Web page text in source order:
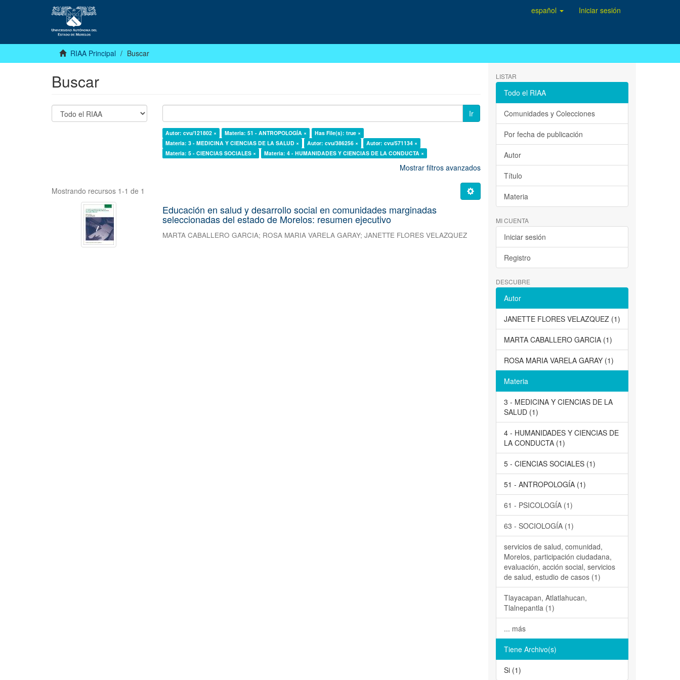
español Iniciar sesión
RIAA Principal Buscar
Buscar
Ir
Autor: cvu/121802 × Materia: 51 - ANTROPOLOGÍA ×
Has File(s): true ×
Materia: 3 - MEDICINA Y CIENCIAS DE LA SALUD ×
Autor: cvu/386256 ×
Autor: cvu/571134 ×
Materia: 5 - CIENCIAS SOCIALES ×
Materia: 4 - HUMANIDADES Y CIENCIAS DE LA CONDUCTA ×
Mostrar filtros avanzados
Mostrando recursos 1-1 de 1
Educación en salud y desarrollo social en comunidades marginadas
seleccionadas del estado de Morelos: resumen ejecutivo
MARTA CABALLERO GARCIA; ROSA MARIA VARELA GARAY;JANETTE FLORES VELAZQUEZ
LISTAR
Todo el RIAA
Comunidades y Colecciones
Por fecha de publicación
Autor
Título
Materia
MI CUENTA
Iniciar sesión
Registro
DESCUBRE
Autor
JANETTE FLORES VELAZQUEZ (1)
MARTA CABALLERO GARCIA (1)
ROSA MARIA VARELA GARAY (1)
Materia
3 - MEDICINA Y CIENCIAS DE LA
SALUD (1)
4 - HUMANIDADES Y CIENCIAS DE
LA CONDUCTA (1)
5 - CIENCIAS SOCIALES (1)
51 - ANTROPOLOGÍA (1)
61 - PSICOLOGÍA (1)
63 - SOCIOLOGÍA (1)
servicios de salud, comunidad,
Morelos, participación ciudadana,
evaluación, acción social, servicios
de salud, estudio de casos (1)
Tlayacapan, Atlatlahucan,
Tlalnepantla (1)
... más
Tiene Archivo(s)
Si (1)